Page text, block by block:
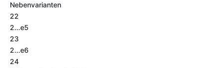
Nebenvarianten
22
2...e5
23
2...e6
24